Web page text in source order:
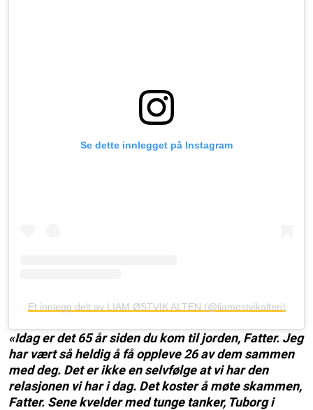
Se dette innlegget på Instagram
Et innlegg delt av LIAM ØSTVIK ALTEN (@liamostvikalten)
«Idag er det 65 år siden du kom til jorden, Fatter. Jeg
har vært så heldig å få oppleve 26 av dem sammen
med deg. Det er ikke en selvfølge at vi har den
relasjonen vi har i dag. Det koster å møte skammen,
Fatter. Sene kvelder med tunge tanker, Tuborg i